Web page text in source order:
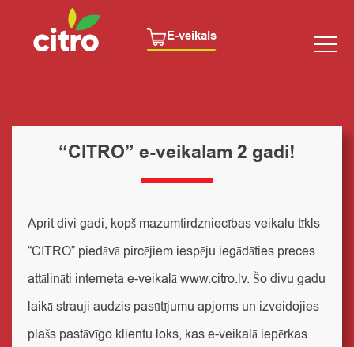
E-veikals
“CITRO” e-veikalam 2 gadi!
Aprit divi gadi, kopš mazumtirdzniecības veikalu tīkls
“CITRO” piedāvā pircējiem iespēju iegādāties preces
attālināti interneta e-veikalāwww.citro.lv. Šo divu gadu
laikā strauji audzis pasūtījumu apjoms un izveidojies
plašs pastāvīgo klientu loks, kas e-veikalā iepērkas